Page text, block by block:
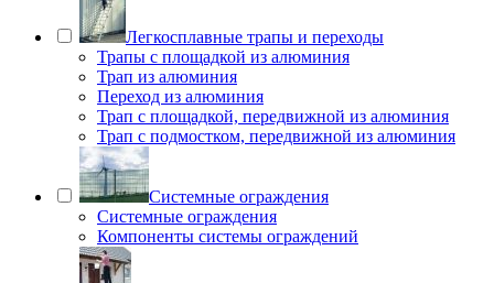
Легкосплавные трапы и переходы
Трапы с площадкой из алюминия
Трап из алюминия
Переход из алюминия
Трап с площадкой, передвижной из алюминия
Трап с подмостком, передвижной из алюминия
Системные ограждения
Системные ограждения
Компоненты системы ограждений